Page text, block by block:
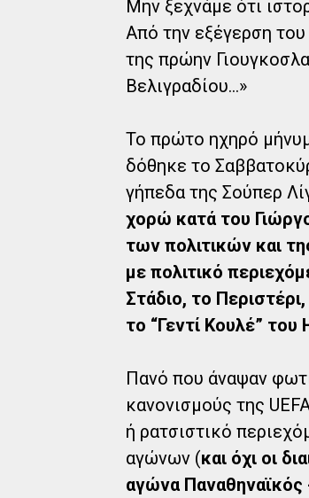
Μην ξεχνάμε ότι
Από την εξέγερση του
της πρώην
Βελιγραδίου...»
Το πρώτο ηχηρό
δόθηκε το
γήπεδα της Σούπερ
χορώ κατά του
των πολιτικών και
με πολιτικό
Στάδιο, το
το “Γεντί Κουλέ” του
Πανό που άναψαν
κανονισμούς της
ή ρατσιστικό
αγώνων (και όχι οι
αγώνα Παναθηναϊκός